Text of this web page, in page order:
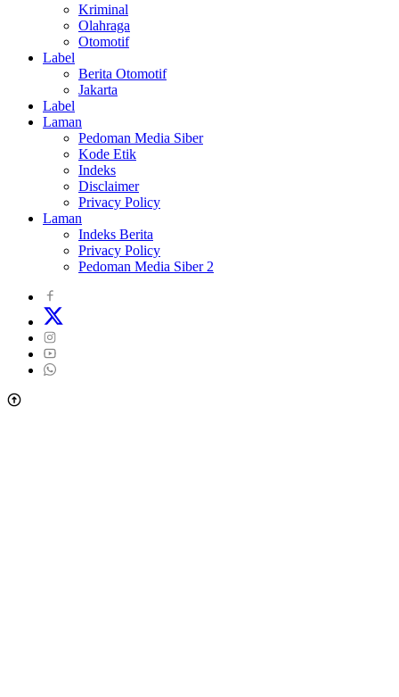
Kriminal
Olahraga
Otomotif
Label
Berita Otomotif
Jakarta
Label
Laman
Pedoman Media Siber
Kode Etik
Indeks
Disclaimer
Privacy Policy
Laman
Indeks Berita
Privacy Policy
Pedoman Media Siber 2